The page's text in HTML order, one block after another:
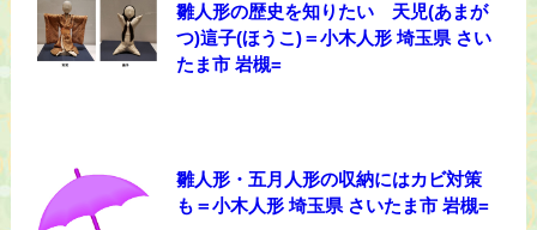
雛人形の歴史を知りたい 天児(あまが
つ)這子(ほうこ)＝小木人形 埼玉県 さい
たま市 岩槻=
雛人形・五月人形の収納にはカビ対策
も＝小木人形 埼玉県 さいたま市 岩槻=